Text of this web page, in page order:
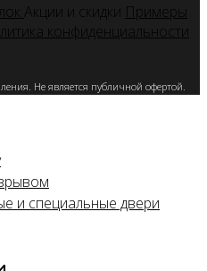
Акции и скидки Примеры
конфиденциальности
Не является публичной офертой.
и специальные двери